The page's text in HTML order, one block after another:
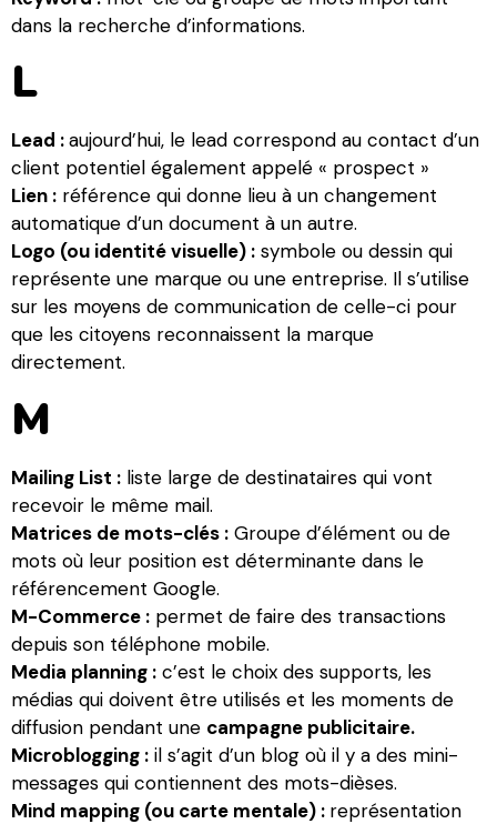
dans la recherche d’informations.
L
Lead :aujourd’hui, le lead correspond au contact d’un
client potentiel également appelé « prospect »
Lien : référence qui donne lieu à un changement
automatique d’un document à un autre.
Logo (ou identité visuelle) : symbole ou dessin qui
représente une marque ou une entreprise. Il s’utilise
sur les moyens de communication de celle-ci pour
que les citoyens reconnaissent la marque
directement.
M
Mailing List : liste large de destinataires qui vont
recevoir le même mail.
Matrices de mots-clés : Groupe d’élément ou de
mots où leur position est déterminante dans le
référencement Google.
M-Commerce : permet de faire des transactions
depuis son téléphone mobile.
Media planning : c’est le choix des supports, les
médias qui doivent être utilisés et les moments de
diffusion pendant une campagne publicitaire.
Microblogging : il s’agit d’un blog où il y a des mini-
messages qui contiennent des mots-dièses.
Mind mapping (ou carte mentale) : représentation